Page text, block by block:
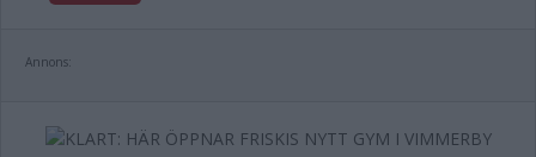
Annons: